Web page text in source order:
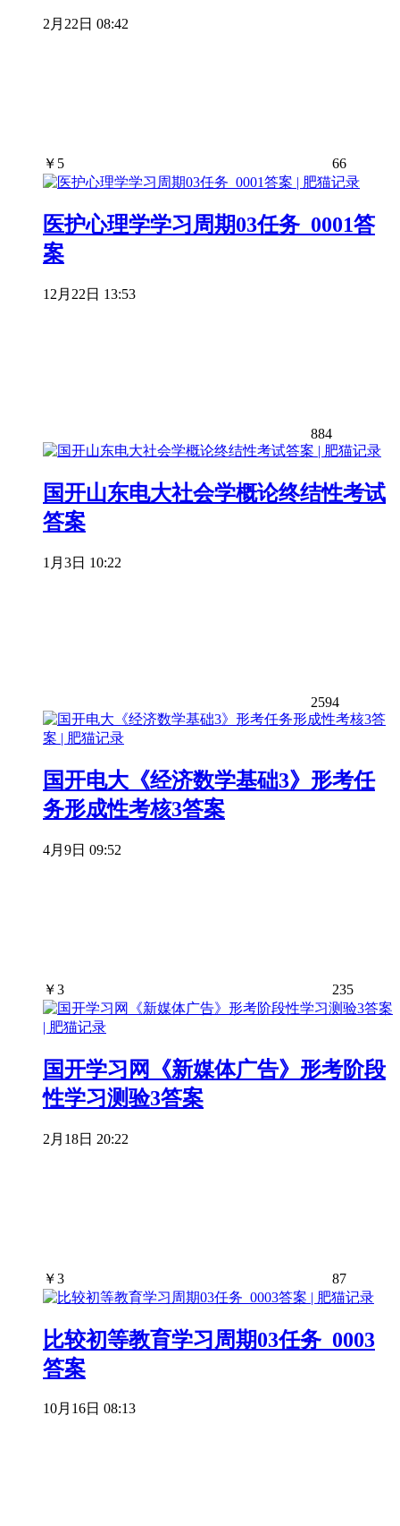
2月22日 08:42
￥ 5 66
医护心理学学习周期03任务_0001答
案
12月22日 13:53
884
国开山东电大社会学概论终结性考试
答案
1月3日 10:22
2594
国开电大《经济数学基础3》形考任
务形成性考核3答案
4月9日 09:52
￥3 235
国开学习网《新媒体广告》形考阶段
性学习测验3答案
2月18日 20:22
￥3 87
比较初等教育学习周期03任务_0003
答案
10月16日 08:13